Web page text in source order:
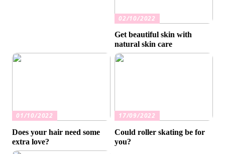
02/10/2022
Get beautiful skin with
natural skin care
01/10/2022
Does your hair need some
extra love?
17/09/2022
Could roller skating be for
you?